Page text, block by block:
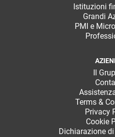
Istituzioni
Grandi
PMI e
Il
Terms &
Privacy
Cookie
Dichiarazione